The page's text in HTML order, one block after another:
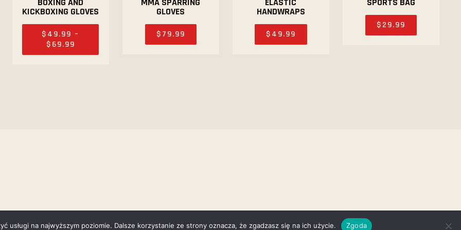
KICKBOXING GLOVES
$49.99 –
$69.99
GLOVES
$79.99
HANDWRAPS
$49.99
$29.99
AncoraThemes © 2026. All rights reserved.
usługi na najwyższym poziomie. Dalsze korzystanie ze strony oznacza, że zgadzasz się na ich użycie. Zgoda